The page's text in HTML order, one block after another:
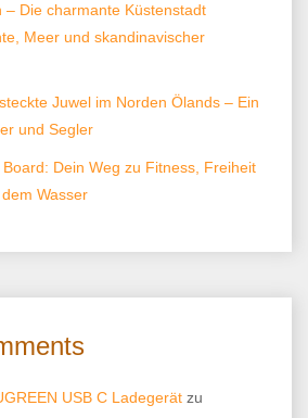
– Die charmante Küstenstadt
Meer und skandinavischer
Juwel im Norden Ölands – Ein
und Segler
Dein Weg zu Fitness, Freiheit
Wasser
USB C Ladegerät zu